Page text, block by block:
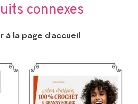
connexes
à la page d'accueil